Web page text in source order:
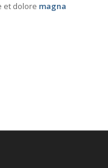
et dolore magna